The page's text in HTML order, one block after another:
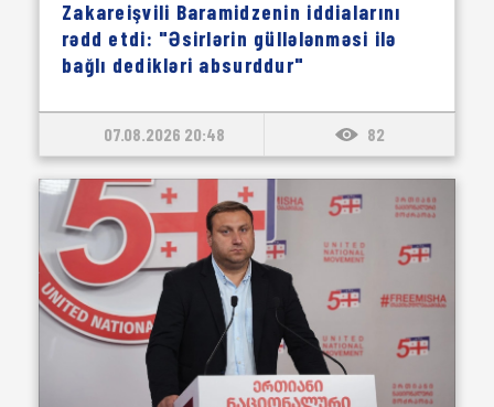
Zakareişvili Baramidzenin iddialarını
rədd etdi: "Əsirlərin güllələnməsi ilə
bağlı dedikləri absurddur"
07.08.2026 20:48 82